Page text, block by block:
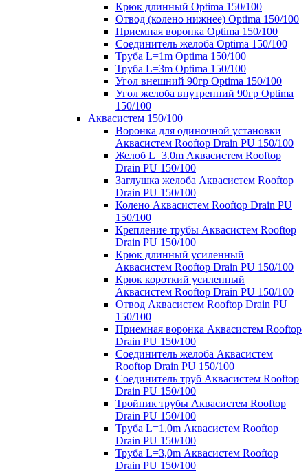
Крюк длинный Optima 150/100
Отвод (колено нижнее) Optima 150/100
Приемная воронка Optima 150/100
Соединитель желоба Optima 150/100
Труба L=1m Optima 150/100
Труба L=3m Optima 150/100
Угол внешний 90гр Optima 150/100
Угол желоба внутренний 90гр Optima
150/100
Аквасистем 150/100
Воронка для одиночной установки
Аквасистем Rooftop Drain PU 150/100
Желоб L=3.0m Аквасистем Rooftop
Drain PU 150/100
Заглушка желоба Аквасистем Rooftop
Drain PU 150/100
Колено Аквасистем Rooftop Drain PU
150/100
Крепление трубы Аквасистем Rooftop
Drain PU 150/100
Крюк длинный усиленный
Аквасистем Rooftop Drain PU 150/100
Крюк короткий усиленный
Аквасистем Rooftop Drain PU 150/100
Отвод Аквасистем Rooftop Drain PU
150/100
Приемная воронка Аквасистем Rooftop
Drain PU 150/100
Соединитель желоба Аквасистем
Rooftop Drain PU 150/100
Соединитель труб Аквасистем Rooftop
Drain PU 150/100
Тройник трубы Аквасистем Rooftop
Drain PU 150/100
Труба L=1,0m Аквасистем Rooftop
Drain PU 150/100
Труба L=3,0m Аквасистем Rooftop
Drain PU 150/100